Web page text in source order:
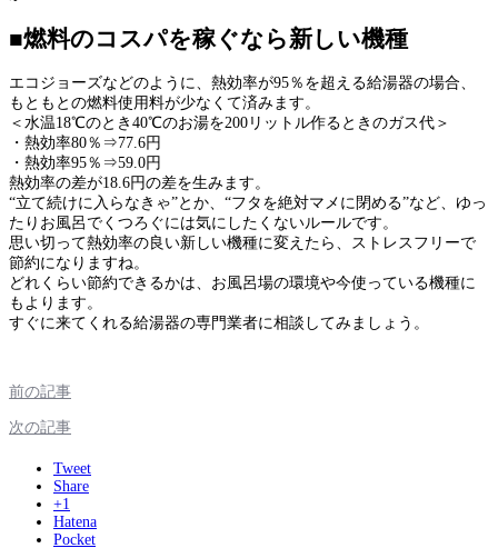
■燃料のコスパを稼ぐなら新しい機種
エコジョーズなどのように、熱効率が95％を超える給湯器の場合、
もともとの燃料使用料が少なくて済みます。
＜水温18℃のとき40℃のお湯を200リットル作るときのガス代＞
・熱効率80％⇒77.6円
・熱効率95％⇒59.0円
熱効率の差が18.6円の差を生みます。
“立て続けに入らなきゃ”とか、“フタを絶対マメに閉める”など、ゆっ
たりお風呂でくつろぐには気にしたくないルールです。
思い切って熱効率の良い新しい機種に変えたら、ストレスフリーで
節約になりますね。
どれくらい節約できるかは、お風呂場の環境や今使っている機種に
もよります。
すぐに来てくれる給湯器の専門業者に相談してみましょう。
前の記事
次の記事
Tweet
Share
+1
Hatena
Pocket